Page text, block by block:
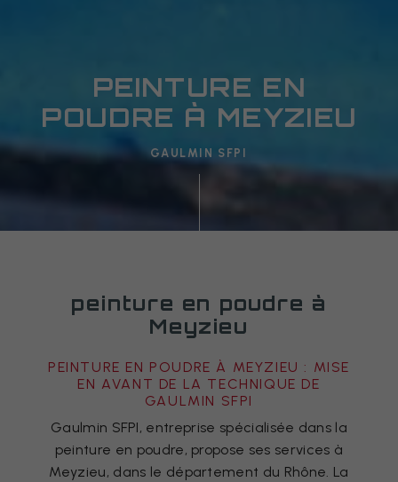
PEINTURE EN
POUDRE À MEYZIEU
GAULMIN SFPI
peinture en poudre à
Meyzieu
PEINTURE EN POUDRE À MEYZIEU : MISE
EN AVANT DE LA TECHNIQUE DE
GAULMIN SFPI
Gaulmin SFPI, entreprise spécialisée dans la
peinture en poudre, propose ses services à
Meyzieu, dans le département du Rhône. La